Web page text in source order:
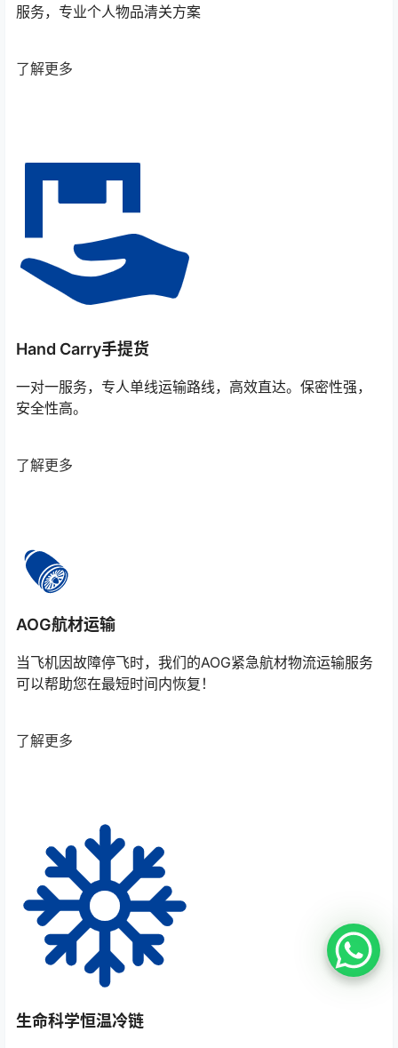
服务，专业个人物品清关方案
了解更多
Hand Carry手提货
一对一服务，专人单线运输路线，高效直达。保密性强，
安全性高。
了解更多
AOG航材运输
当飞机因故障停飞时，我们的AOG紧急航材物流运输服务
可以帮助您在最短时间内恢复！
了解更多
生命科学恒温冷链